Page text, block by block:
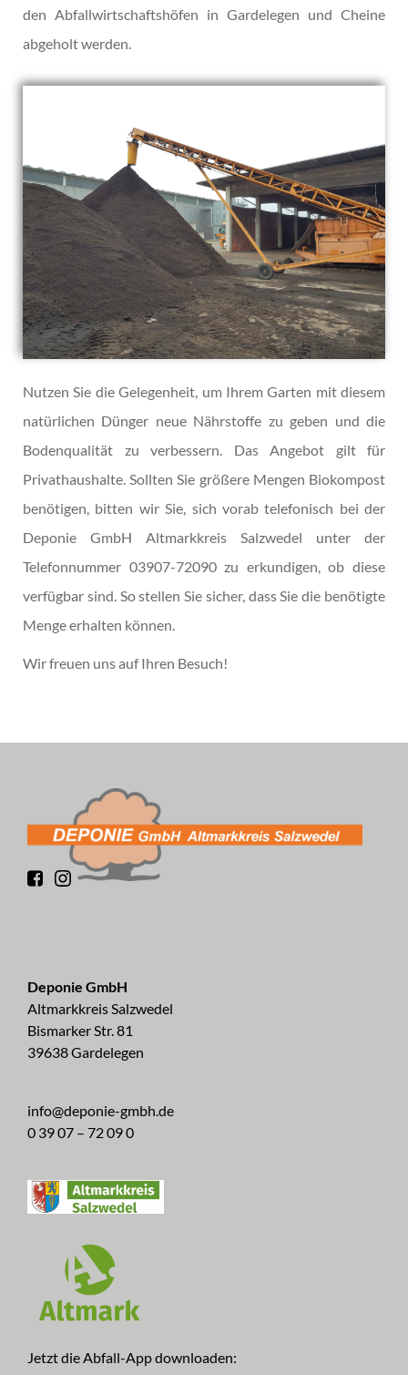
den Abfallwirtschaftshöfen in Gardelegen und Cheine
abgeholt werden.
Nutzen Sie die Gelegenheit, um Ihrem Garten mit diesem
natürlichen Dünger neue Nährstoffe zu geben und die
Bodenqualität zu verbessern. Das Angebot gilt für
Privathaushalte. Sollten Sie größere Mengen Biokompost
benötigen, bitten wir Sie, sich vorab telefonisch bei der
Deponie GmbH Altmarkkreis Salzwedel unter der
Telefonnummer 03907-72090 zu erkundigen, ob diese
verfügbar sind. So stellen Sie sicher, dass Sie die benötigte
Menge erhalten können.
Wir freuen uns auf Ihren Besuch!
Deponie GmbH
Altmarkkreis Salzwedel
Bismarker Str. 81
39638 Gardelegen
info@deponie-gmbh.de
0 39 07 – 72 09 0
Jetzt die Abfall-App downloaden: